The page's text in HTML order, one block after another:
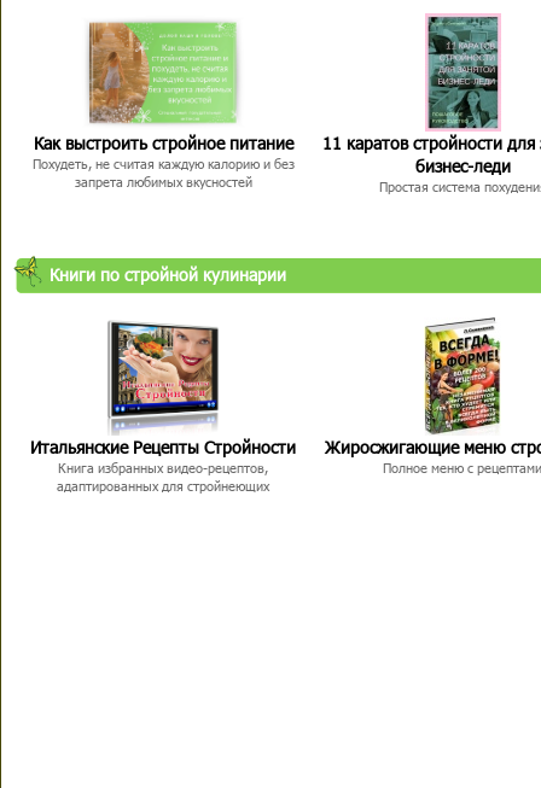
Как выстроить стройное питание
Похудеть, не считая каждую калорию и без
запрета любимых вкусностей
11 каратов стройности для
бизнес-леди
Простая система
Книги по стройной кулинарии
Итальянские Рецепты Стройности
Книга избранных видео-рецептов,
адаптированных для стройнеющих
Жиросжигающие меню
Полное меню с рецептами